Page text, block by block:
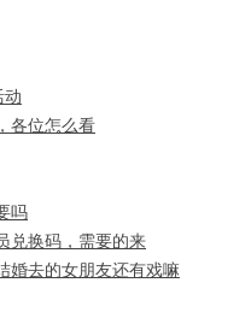
动
各位怎么看
吗
兑换码，需要的来
婚去的女朋友还有戏嘛